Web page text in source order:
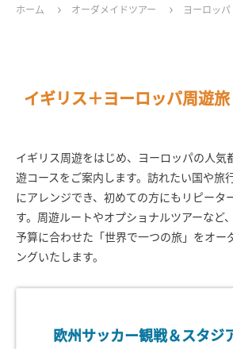
ホーム オーダメイドツアー ヨーロッ
イギリス＋ヨーロッパ周遊旅
イギリス周遊をはじめ、ヨーロッパの人気
遊コースをご案内します。訪れたい国や旅
にアレンジでき、初めての方にもリピータ
す。周遊ルートやオプショナルツアーなど
予算に合わせた「世界で一つの旅」をオー
ングいたします。
欧州サッカー観戦＆スタジ